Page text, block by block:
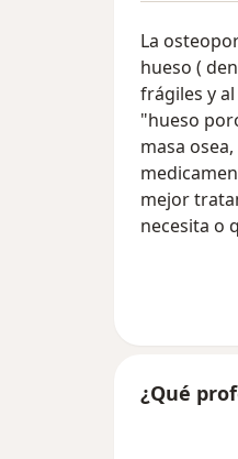
La
hueso (
frágiles y
"hueso
masa
mejor
necesita o
¿Qué